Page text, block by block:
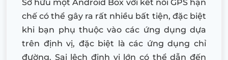
Sở hữu một Android Box với kết nối GPS hạn
chế có thể gây ra rất nhiều bất tiện, đặc biệt
khi bạn phụ thuộc vào các ứng dụng dựa
trên định vị, đặc biệt là các ứng dụng chỉ
đường. Sai lệch định vị lớn có thể dẫn đến